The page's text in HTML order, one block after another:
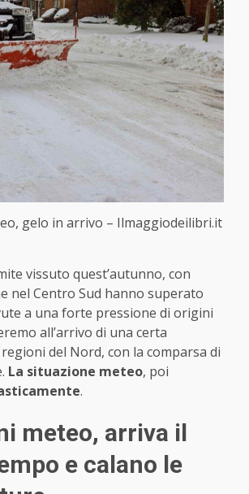
gelo in arrivo – Ilmaggiodeilibri.it
vissuto quest’autunno, con
nel Centro Sud hanno superato
a una forte pressione di origini
all’arrivo di una certa
del Nord, con la comparsa di
La situazione meteo, poi
.
meteo, arriva il
e calano le